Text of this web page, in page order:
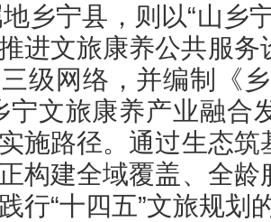
乡宁县，则以“山乡
进文旅康养公共服
级网络，并编制《
宁文旅康养产业融合
施路径。通过‌生态
构建全域覆盖、全
行“十四五”文旅规划